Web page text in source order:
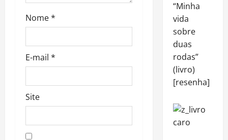
Nome*
E-mail *
Site
“Minha
vida
sobre
duas
rodas”
(livro)
[resenha]